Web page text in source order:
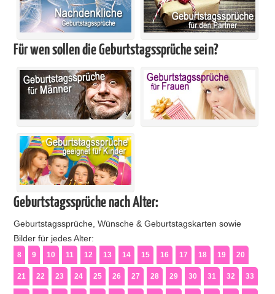
Für wen sollen die Geburtstagssprüche sein?
Geburtstagssprüche nach Alter:
Geburtstagssprüche, Wünsche & Geburtstagskarten sowie
Bilder für jedes Alter:
8 9 10 11 12 13 14 15 16 17 18 19 20
21 22 23 24 25 26 27 28 29 30 31 32 33